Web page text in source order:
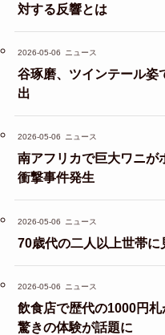
対する反響とは
2026-05-06 ニュース
谷琢磨、ツインテール姿
出
2026-05-06 ニュース
南アフリカで巨大ワニが
衝撃事件発生
2026-05-06 ニュース
70歳代の二人以上世帯
2026-05-06 ニュース
飲食店で歴代の1000円
驚きの体験が話題に